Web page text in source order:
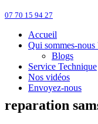
07 70 15 94 27
Accueil
Qui sommes-nous
Blogs
Service Technique
Nos vidéos
Envoyez-nous
reparation